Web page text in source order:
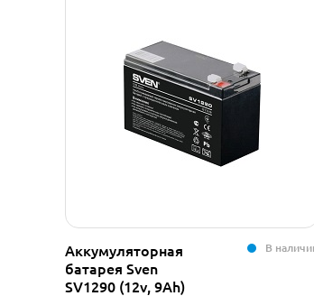
Аккумуляторная
батарея Sven
SV1290 (12v, 9Ah)
В